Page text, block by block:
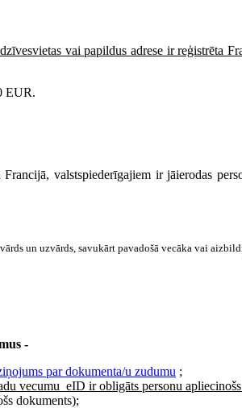
vai papildus adrese ir reģistrēta
EUR.
valstspiederīgajiem ir jāierodas
un uzvārds, savukārt pavadošā vecāka vai
-
par dokumenta/u zudumu ;
vecumu eID ir obligāts personu
dokuments);